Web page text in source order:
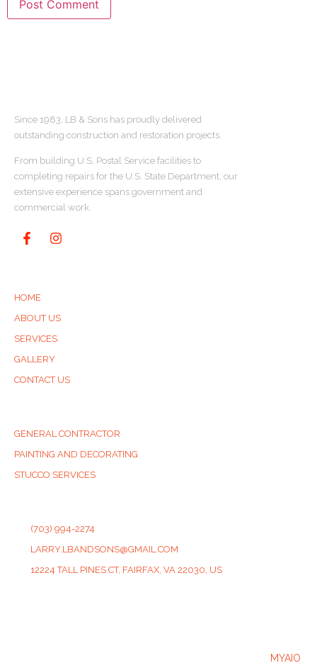
Since 1983, LB & Sons has proudly delivered
outstanding construction and restoration projects.
From building U.S. Postal Service facilities to
completing repairs for the U.S. State Department, our
extensive experience spans government and
commercial work.
HOME
ABOUT US
SERVICES
GALLERY
CONTACT US
GENERAL CONTRACTOR
PAINTING AND DECORATING
STUCCO SERVICES
(703) 994-2274
LARRY.LBANDSONS@GMAIL.COM
12224 TALL PINES CT, FAIRFAX, VA 22030, US
MYAIO